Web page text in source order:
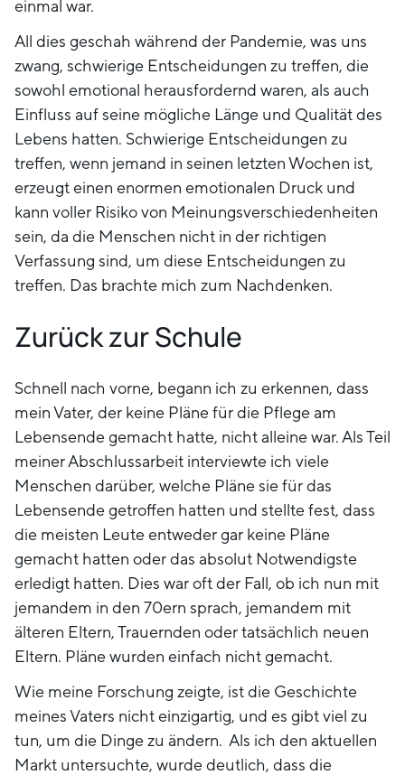
einmal war.
All dies geschah während der Pandemie, was uns
zwang, schwierige Entscheidungen zu treffen, die
sowohl emotional herausfordernd waren, als auch
Einfluss auf seine mögliche Länge und Qualität des
Lebens hatten. Schwierige Entscheidungen zu
treffen, wenn jemand in seinen letzten Wochen ist,
erzeugt einen enormen emotionalen Druck und
kann voller Risiko von Meinungsverschiedenheiten
sein, da die Menschen nicht in der richtigen
Verfassung sind, um diese Entscheidungen zu
treffen. Das brachte mich zum Nachdenken.
Zurück zur Schule
Schnell nach vorne, begann ich zu erkennen, dass
mein Vater, der keine Pläne für die Pflege am
Lebensende gemacht hatte, nicht alleine war. Als Teil
meiner Abschlussarbeit interviewte ich viele
Menschen darüber, welche Pläne sie für das
Lebensende getroffen hatten und stellte fest, dass
die meisten Leute entweder gar keine Pläne
gemacht hatten oder das absolut Notwendigste
erledigt hatten. Dies war oft der Fall, ob ich nun mit
jemandem in den 70ern sprach, jemandem mit
älteren Eltern, Trauernden oder tatsächlich neuen
Eltern. Pläne wurden einfach nicht gemacht.
Wie meine Forschung zeigte, ist die Geschichte
meines Vaters nicht einzigartig, und es gibt viel zu
tun, um die Dinge zu ändern. Als ich den aktuellen
Markt untersuchte, wurde deutlich, dass die